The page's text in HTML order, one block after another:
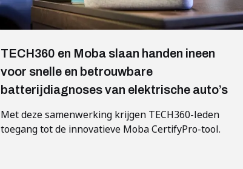
TECH360 en Moba slaan handen ineen
voor snelle en betrouwbare
batterijdiagnoses van elektrische auto’s
Met deze samenwerking krijgen TECH360-leden
toegang tot de innovatieve Moba CertifyPro-tool.